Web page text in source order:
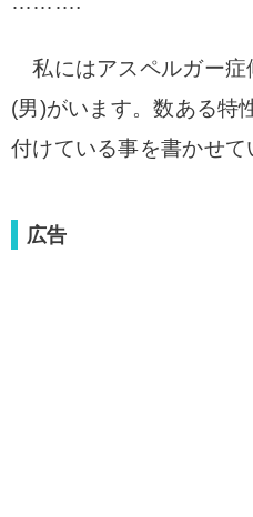
私にはアスペルガー症
(男)がいます。数ある特
付けている事を書かせて
広告